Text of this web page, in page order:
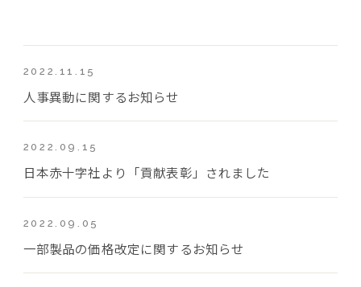
2022.11.15
人事異動に関するお知らせ
2022.09.15
日本赤十字社より「貢献表彰」されました
2022.09.05
一部製品の価格改定に関するお知らせ